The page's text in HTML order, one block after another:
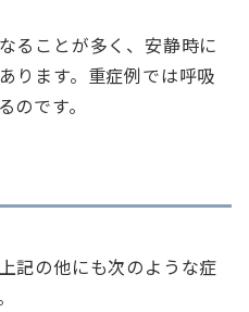
ることが多く、安静時に
ります。重症例では呼吸
です。
記の他にも次のような症